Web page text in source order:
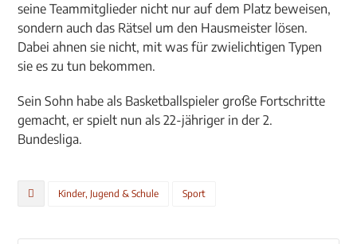
seine Teammitglieder nicht nur auf dem Platz beweisen,
sondern auch das Rätsel um den Hausmeister lösen.
Dabei ahnen sie nicht, mit was für zwielichtigen Typen
sie es zu tun bekommen.
Sein Sohn habe als Basketballspieler große Fortschritte
gemacht, er spielt nun als 22-jähriger in der 2.
Bundesliga.
Kinder, Jugend & Schule Sport